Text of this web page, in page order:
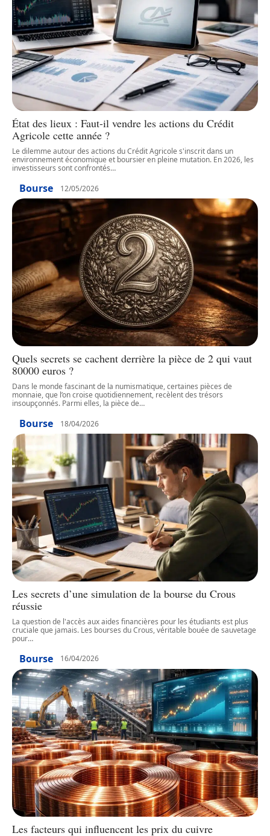
État des lieux : Faut-il vendre les actions du Crédit
Agricole cette année ?
Le dilemme autour des actions du Crédit Agricole s'inscrit dans un
environnement économique et boursier en pleine mutation. En 2026, les
investisseurs sont confrontés…
Bourse 12/05/2026
Quels secrets se cachent derrière la pièce de 2 qui vaut
80000 euros ?
Dans le monde fascinant de la numismatique, certaines pièces de
monnaie, que l’on croise quotidiennement, recèlent des trésors
insoupçonnés. Parmi elles, la pièce de…
Bourse 18/04/2026
Les secrets d’une simulation de la bourse du Crous
réussie
La question de l'accès aux aides financières pour les étudiants est plus
cruciale que jamais. Les bourses du Crous, véritable bouée de sauvetage
pour…
Bourse 16/04/2026
Les facteurs qui influencent les prix du cuivre